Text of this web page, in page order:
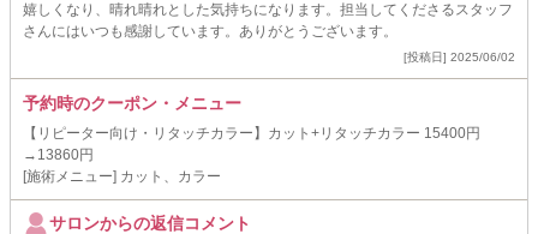
嬉しくなり、晴れ晴れとした気持ちになります。担当してくださるスタッフ
さんにはいつも感謝しています。ありがとうございます。
[投稿日] 2025/06/02
予約時のクーポン・メニュー
【リピーター向け・リタッチカラー】カット+リタッチカラー 15400円
→13860円
[施術メニュー] カット、カラー
サロンからの返信コメント